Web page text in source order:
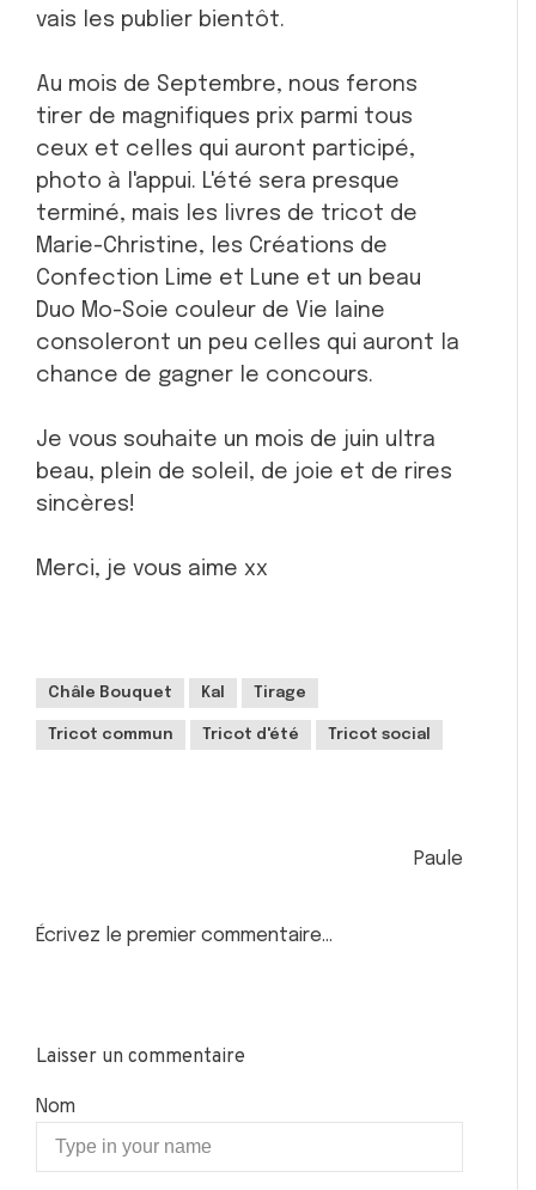
vais les publier bientôt.
Au mois de Septembre, nous ferons
tirer de magnifiques prix parmi tous
ceux et celles qui auront participé,
photo à l'appui. L'été sera presque
terminé, mais les livres de tricot de
Marie-Christine, les Créations de
Confection Lime et Lune et un beau
Duo Mo-Soie couleur de Vie laine
consoleront un peu celles qui auront la
chance de gagner le concours.
Je vous souhaite un mois de juin ultra
beau, plein de soleil, de joie et de rires
sincères!
Merci, je vous aime xx
Châle Bouquet Kal Tirage
Tricot commun Tricot d'été Tricot social
Paule
Écrivez le premier commentaire...
Laisser un commentaire
Nom